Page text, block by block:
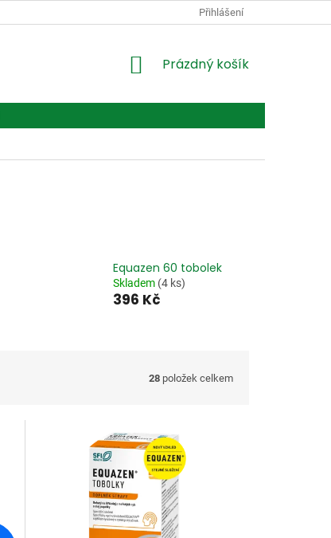
VPOIS
Přihlášení
NÁKUPNÍ
Prázdný košík
Equazen 60 tobolek
Skladem (4 ks)
396 Kč
28 položek celkem